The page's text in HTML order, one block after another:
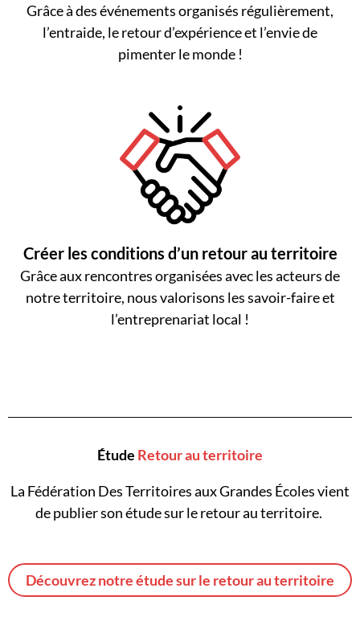
Grâce à des événements organisés régulièrement,
l’entraide, le retour d’expérience et l’envie de
pimenter le monde !
Créer les conditions d’un retour au territoire
Grâce aux rencontres organisées avec les acteurs de
notre territoire, nous valorisons les savoir-faire et
l’entreprenariat local !
Étude Retour au territoire
La Fédération Des Territoires aux Grandes Écoles vient
de publier son étude sur le retour au territoire.
Découvrez notre étude sur le retour au territoire